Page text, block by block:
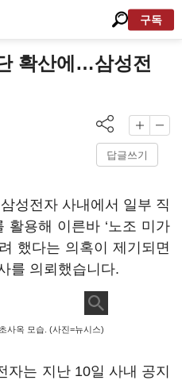
구독
확산에…삼성전
답글쓰기
성전자 사내에서 일부 직
활용해 이른바 ‘노조 미가
했다는 의혹이 제기되면
를 의뢰했습니다.
사옥 모습. (사진=뉴시스)
자는 지난 10일 사내 공지